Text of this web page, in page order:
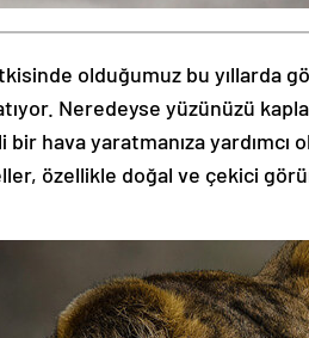
olduğumuz bu yıllarda
Neredeyse yüzünüzü
hava yaratmanıza yardımcı
özellikle doğal ve çekici